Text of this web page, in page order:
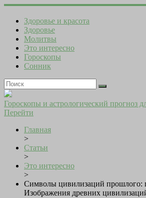
Здоровье и красота
Здоровье
Молитвы
Это интересно
Гороскопы
Сонник
Гороскопы и астрологический прогноз
Перейти
Главная
>
Статьи
>
Это интересно
>
Символы цивилизаций прошлого:
Изображения древних